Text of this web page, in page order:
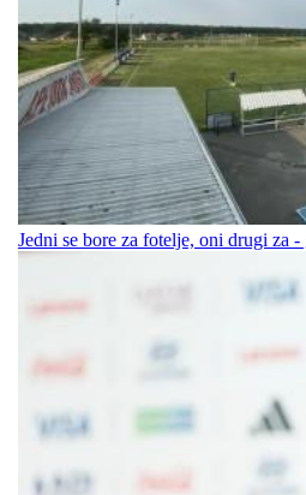
Jedni se bore za fotelje, oni drugi za